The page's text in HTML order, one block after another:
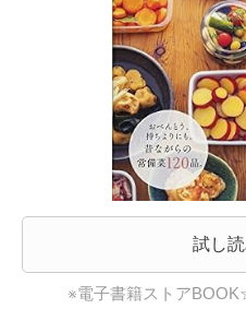
試し
※電子書籍ストア